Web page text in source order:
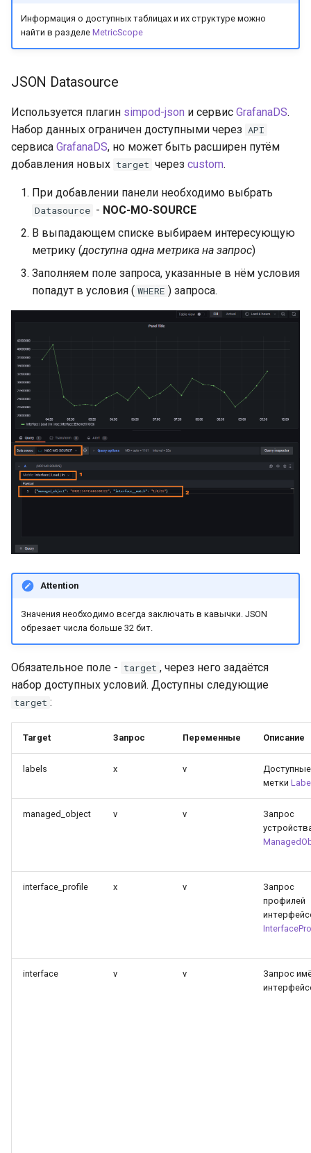
Информация о доступных таблицах и их структуре можно
найти в разделе MetricScope
JSON Datasource
Используется плагин simpod-json и сервис GrafanaDS.
Набор данных ограничен доступными через API
сервиса GrafanaDS, но может быть расширен путём
добавления новых target через custom.
При добавлении панели необходимо выбрать
Datasource - NOC-MO-SOURCE
В выпадающем списке выбираем интересующую
метрику (доступна одна метрика на запрос)
Заполняем поле запроса, указанные в нём условия
попадут в условия ( WHERE ) запроса.
Attention
Значения необходимо всегда заключать в кавычки. JSON
обрезает числа больше 32 бит.
Обязательное поле - target , через него задаётся
набор доступных условий. Доступны следующие
target :
Target Запрос Переменные Описание
labels x v
Доступные
метки
managed_object v v
Запрос
interface_profile x v
Запрос
профилей
interface v v
Запрос